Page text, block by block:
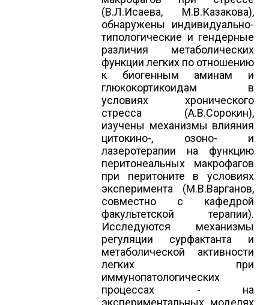
(В.Л.Исаева, М.В.Казакова),
обнаружены индивидуально-
типологические и гендерные
различия метаболических
функции легких по отношению
к биогенным аминам и
глюкокортикоидам в
условиях хронического
стресса (А.В.Сорокин),
изучены механизмы влияния
цитокино-, озоно- и
лазеротерапии на функцию
перитонеальных макрофагов
при перитоните в условиях
эксперимента (М.В.Варганов,
совместно с кафедрой
факультетской терапии).
Исследуются механизмы
регуляции сурфактанта и
метаболической активности
легких при
иммунопатологических
процессах - на
экспериментальных моделях